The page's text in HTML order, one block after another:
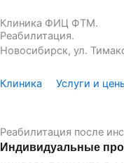
к
содержимому
Клиника ФИЦ ФТМ.
Реабилитация.
Новосибирск, ул.
Клиника Услуги и
Реабилитация после
Индивидуальные